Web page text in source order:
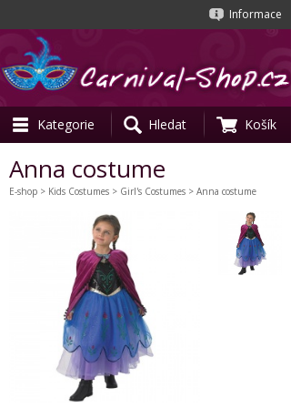
Informace
Kategorie Hledat Košík
Anna costume
E-shop > Kids Costumes > Girl's Costumes > Anna costume